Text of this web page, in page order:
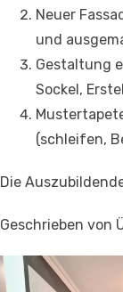
Neuer
und
Gestaltung
Sockel,
(schleifen,
Die
Geschrieben von